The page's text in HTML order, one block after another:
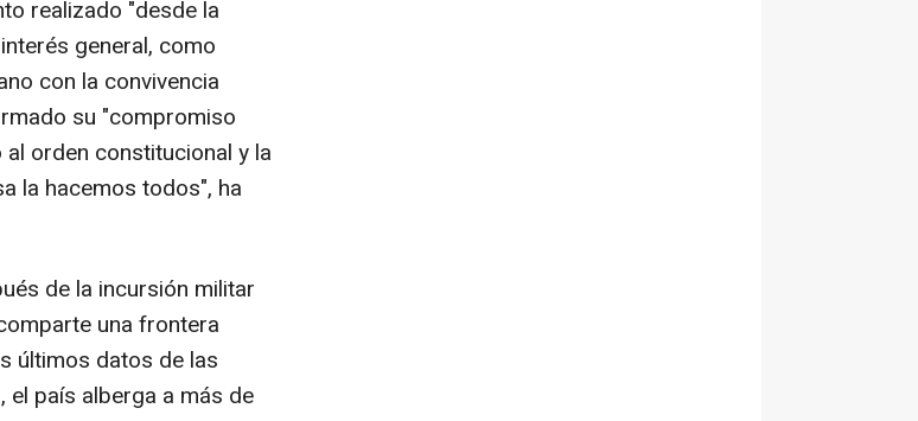
realizado "desde la
general, como
con la convivencia
su "compromiso
orden constitucional y la
la hacemos todos", ha
de la incursión militar
una frontera
últimos datos de las
país alberga a más de